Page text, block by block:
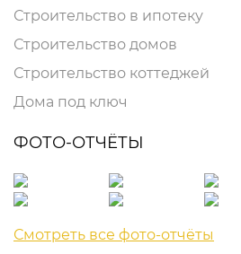
Строительство в ипотеку
Строительство домов
Строительство коттеджей
Дома под ключ
ФОТО-ОТЧЁТЫ
Смотреть все фото-отчёты